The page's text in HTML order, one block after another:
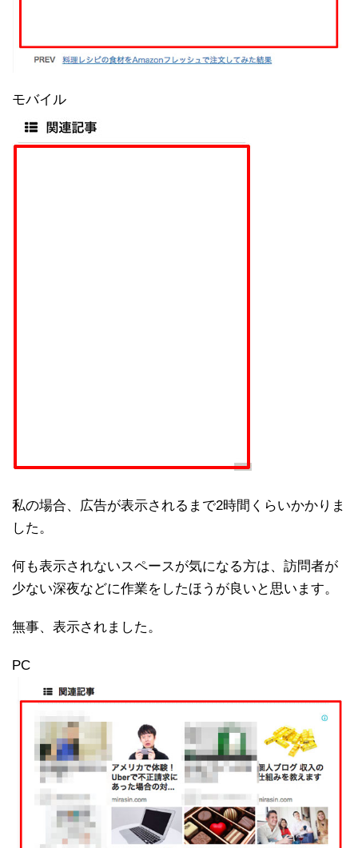
モバイル
私の場合、広告が表示されるまで2時間くらいかかりま
した。
何も表示されないスペースが気になる方は、訪問者が
少ない深夜などに作業をしたほうが良いと思います。
無事、表示されました。
PC